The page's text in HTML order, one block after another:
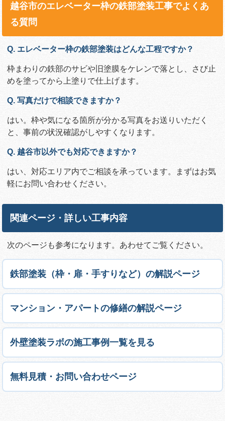
越谷市のエレベーター枠の鉄部塗装工事でよくあ
る質問
Q. エレベーター枠の鉄部塗装はどんな工程ですか？
枠まわりの鉄部のサビや旧塗膜をケレンで落とし、さび止
めを塗ってから上塗りで仕上げます。
Q. 写真だけで相談できますか？
はい。枠や気になる箇所が分かる写真をお送りいただく
と、事前の状況確認がしやすくなります。
Q. 越谷市以外でも対応できますか？
はい、対応エリア内でご相談を承っています。まずはお気
軽にお問い合わせください。
関連ページ・詳しい工事内容
次のページも参考になります。あわせてご覧ください。
鉄部塗装（枠・扉・手すりなど）の解説ページ
マンション・アパートの修繕の解説ページ
外壁塗装ラボの施工事例一覧を見る
無料見積・お問い合わせページ